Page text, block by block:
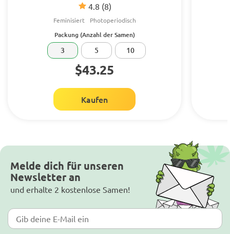
4.8 (8)
Feminisiert Photoperiodisch
Packung (Anzahl der Samen)
3 5 10
$43.25
Kaufen
Melde dich für unseren
Newsletter an
und erhalte 2 kostenlose Samen!